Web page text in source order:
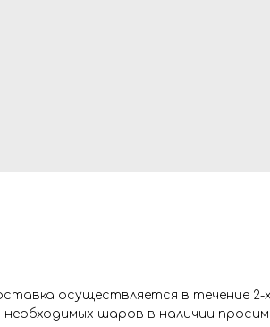
осуществляется в течение 2-
шаров в наличии просим